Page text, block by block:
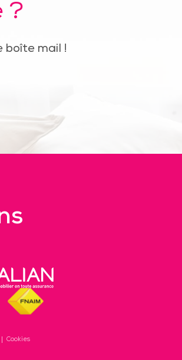
?
boîte mail !
Cookies